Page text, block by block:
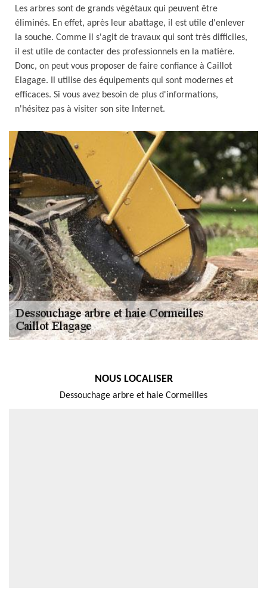
Les arbres sont de grands végétaux qui peuvent être
éliminés. En effet, après leur abattage, il est utile d'enlever
la souche. Comme il s'agit de travaux qui sont très difficiles,
il est utile de contacter des professionnels en la matière.
Donc, on peut vous proposer de faire confiance à Caillot
Elagage. Il utilise des équipements qui sont modernes et
efficaces. Si vous avez besoin de plus d'informations,
n'hésitez pas à visiter son site Internet.
NOUS LOCALISER
Dessouchage arbre et haie Cormeilles